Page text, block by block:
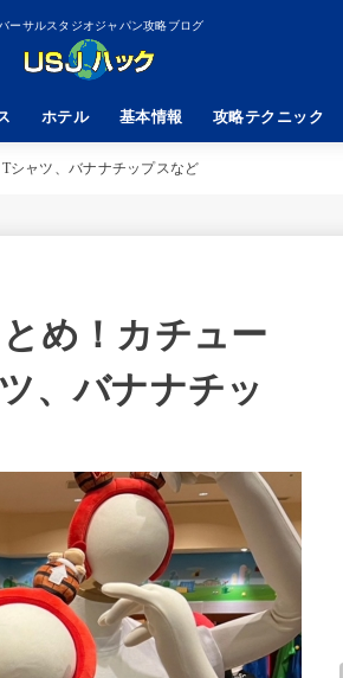
ーサルスタジオジャパン攻略ブログ
ホテル 基本情報 攻略テクニック
シャツ、バナナチップスなど
め！カチュー
、バナナチッ